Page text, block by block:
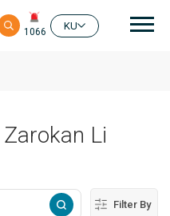
1066
KU
Li
Filter By